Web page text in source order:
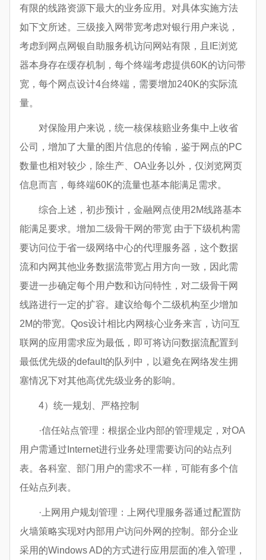
有限的线路资源下最大的业务应用。对具体实施方法
如下文所述。三级接入网带宽考虑对银行用户来说，
考虑到网点网银自助服务机访问网站有限，且IE浏览
器本身存在缓存机制，每个终端考虑提供60K的访问带
宽，每个网点设计4台终端，需要增加240K的实际流
量。
对保险用户来说，统一核保核赔业务集中上收省
公司，增加了大量的图片信息的传输，鉴于网点的PC
数量也相对较少，除生产、OA业务以外，仅浏览网页
信息而言，每终端60K的流量也基本能满足需求。
综合上述，初步预计，金融网点使用2M线路基本
能满足要求。增加二级骨干网的带宽 由于下级机构需
要访问位于省一级网络中心的代理服务器，这个数据
流和内网其他业务数据流带宽占用方向一致，因此需
要进一步确定每个用户数和访问特性，对二级骨干网
线路进行一定的扩容。建议给每个二级机构至少增加
2M的带宽。Qos设计相比内网核心业务来言，访问互
联网的应用需求应为最低，即可将访问数据流配置到
最低优先级的default的队列中，以避免在网络发生拥
塞情况下对其他高优先级业务的影响。
4）统一规划、严格控制
·信任站点管理：根据企业内部的管理规定，对OA
用户需通过Internet进行业务处理需要访问的站点列
表。各科室、部门用户的需求不一样，可能有多个信
任站点列表。
·上网用户规划管理：上网代理服务器通过配置防
火墙策略实现对内部用户访问外网的控制。部分企业
采用的Windows AD的方式进行应用层面的准入管理，